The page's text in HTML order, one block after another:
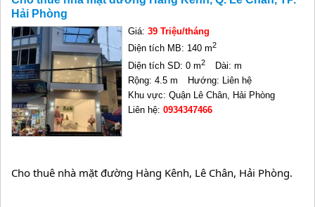
Hải Phòng
Giá:39 Triệu/tháng
Diện tích MB: 140 m2
Diện tích SD: 0 m2
Dài: m
Rộng: 4.5 m
Hướng: Liên hệ
Khu vực: Quận Lê Chân, Hải Phòng
Liên hệ:0934347466
Cho thuê nhà mặt đường Hàng Kênh, Lê Chân, Hải Phòng.